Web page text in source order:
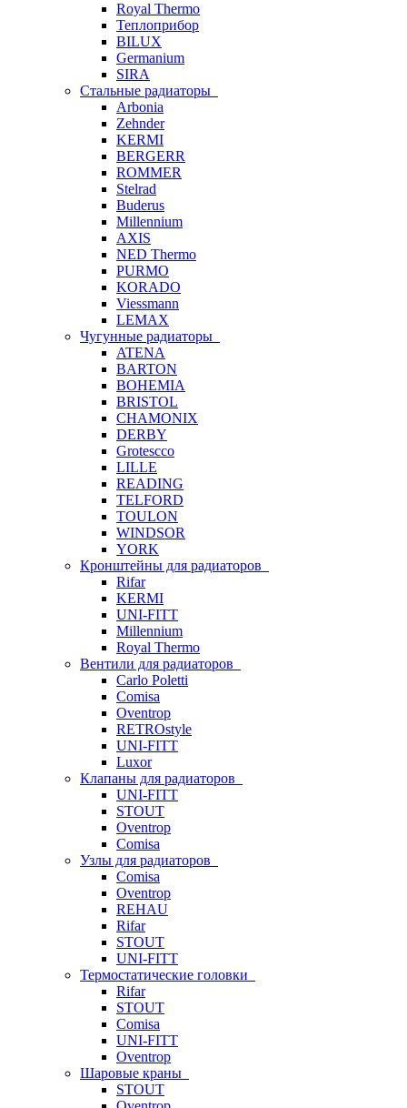
Royal Thermo
Теплоприбор
BILUX
Germanium
SIRA
Стальные радиаторы
Arbonia
Zehnder
KERMI
BERGERR
ROMMER
Stelrad
Buderus
Millennium
AXIS
NED Thermo
PURMO
KORADO
Viessmann
LEMAX
Чугунные радиаторы
ATENA
BARTON
BOHEMIA
BRISTOL
CHAMONIX
DERBY
Grotescco
LILLE
READING
TELFORD
TOULON
WINDSOR
YORK
Кронштейны для радиаторов
Rifar
KERMI
UNI-FITT
Millennium
Royal Thermo
Вентили для радиаторов
Carlo Poletti
Comisa
Oventrop
RETROstyle
UNI-FITT
Luxor
Клапаны для радиаторов
UNI-FITT
STOUT
Oventrop
Comisa
Узлы для радиаторов
Comisa
Oventrop
REHAU
Rifar
STOUT
UNI-FITT
Термостатические головки
Rifar
STOUT
Comisa
UNI-FITT
Oventrop
Шаровые краны
STOUT